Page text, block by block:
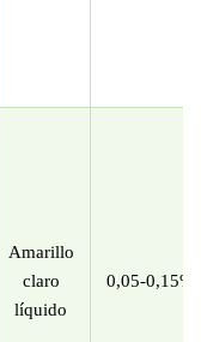
Amarillo
claro
líquido
0,05-0,15%